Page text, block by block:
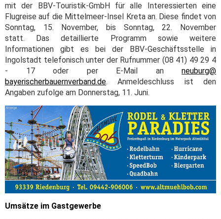
mit der BBV-Touristik-GmbH für alle Interessierten eine
Flugreise auf die Mittelmeer-Insel Kreta an. Diese findet von
Sonntag, 15. November, bis Sonntag, 22. November
statt. Das detaillierte Programm sowie weitere
Informationen gibt es bei der BBV-Geschäftsstelle in
Ingolstadt telefonisch unter der Rufnummer (08 41) 49 29 4
- 17 oder per E-Mail an neuburg@
bayerischerbauernverband.de. Anmeldeschluss ist den
Angaben zufolge am Donnerstag, 11. Juni.
Umsätze im Gastgewerbe